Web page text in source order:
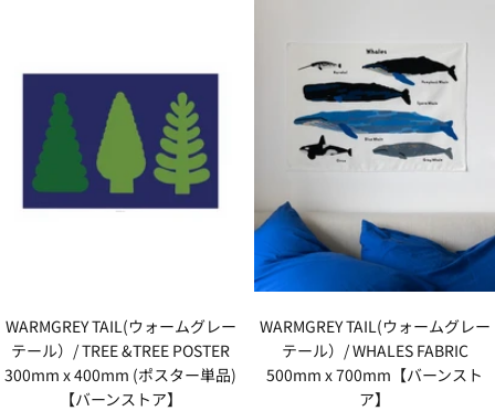
WARMGREY TAIL(ウォームグレー
テール）/ TREE &TREE POSTER
300mm x 400mm (ポスター単品)
【バーンストア】
WARMGREY TAIL(ウォームグレー
テール）/ WHALES FABRIC
500mm x 700mm【バーンスト
ア】